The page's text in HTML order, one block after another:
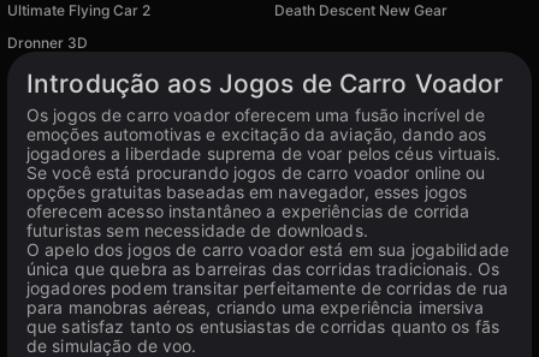
Ultimate Flying Car 2 Death Descent New Gear
Disponível em PC
Dronner 3D
Introdução aos Jogos de Carro Voador
Os jogos de carro voador oferecem uma fusão incrível de
emoções automotivas e excitação da aviação, dando aos
jogadores a liberdade suprema de voar pelos céus virtuais.
Se você está procurando jogos de carro voador online ou
opções gratuitas baseadas em navegador, esses jogos
oferecem acesso instantâneo a experiências de corrida
futuristas sem necessidade de downloads.
O apelo dos jogos de carro voador está em sua jogabilidade
única que quebra as barreiras das corridas tradicionais. Os
jogadores podem transitar perfeitamente de corridas de rua
para manobras aéreas, criando uma experiência imersiva
que satisfaz tanto os entusiastas de corridas quanto os fãs
de simulação de voo.